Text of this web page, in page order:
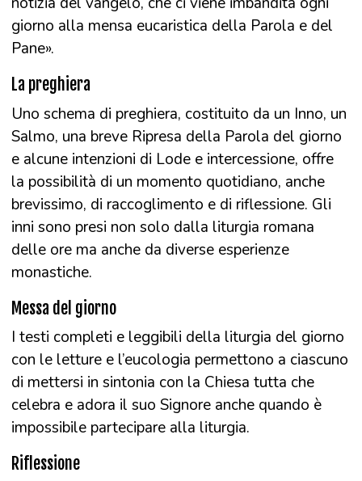
giorno alla mensa eucaristica della Parola e del
Pane».
La preghiera
Uno schema di preghiera, costituito da un Inno, un
Salmo, una breve Ripresa della Parola del giorno
e alcune intenzioni di Lode e intercessione, offre
la possibilità di un momento quotidiano, anche
brevissimo, di raccoglimento e di riflessione. Gli
inni sono presi non solo dalla liturgia romana
delle ore ma anche da diverse esperienze
monastiche.
Messa del giorno
I testi completi e leggibili della liturgia del giorno
con le letture e l’eucologia permettono a ciascuno
di mettersi in sintonia con la Chiesa tutta che
celebra e adora il suo Signore anche quando è
impossibile partecipare alla liturgia.
Riflessione